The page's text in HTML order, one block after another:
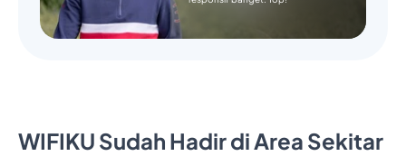
WIFIKU Sudah Hadir di Area Sekitar